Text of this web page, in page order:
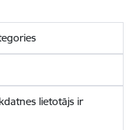
lietotājs ir